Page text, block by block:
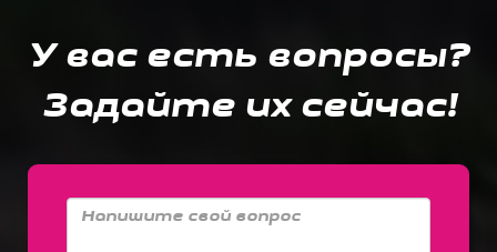
У вас есть вопросы?
Задайте их сейчас!